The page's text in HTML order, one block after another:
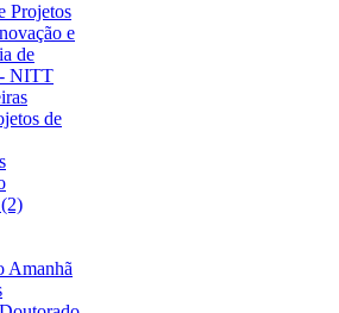
Projetos
e
de
NITT
de
Amanhã